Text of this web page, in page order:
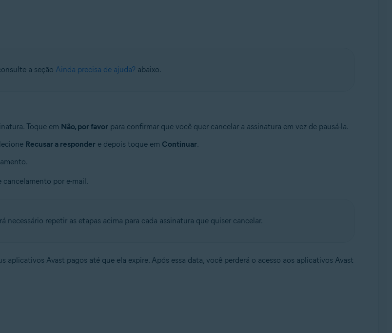
a seção Ainda precisa de ajuda? abaixo.
Toque em Não, por favor para confirmar que você quer cancelar a assinatura em vez de pausá-la.
Recusar a responder e depois toque em Continuar.
cancelamento por e-mail.
necessário repetir as etapas acima para cada assinatura que quiser cancelar.
aplicativos Avast pagos até que ela expire. Após essa data, você perderá o acesso aos aplicativos Avast